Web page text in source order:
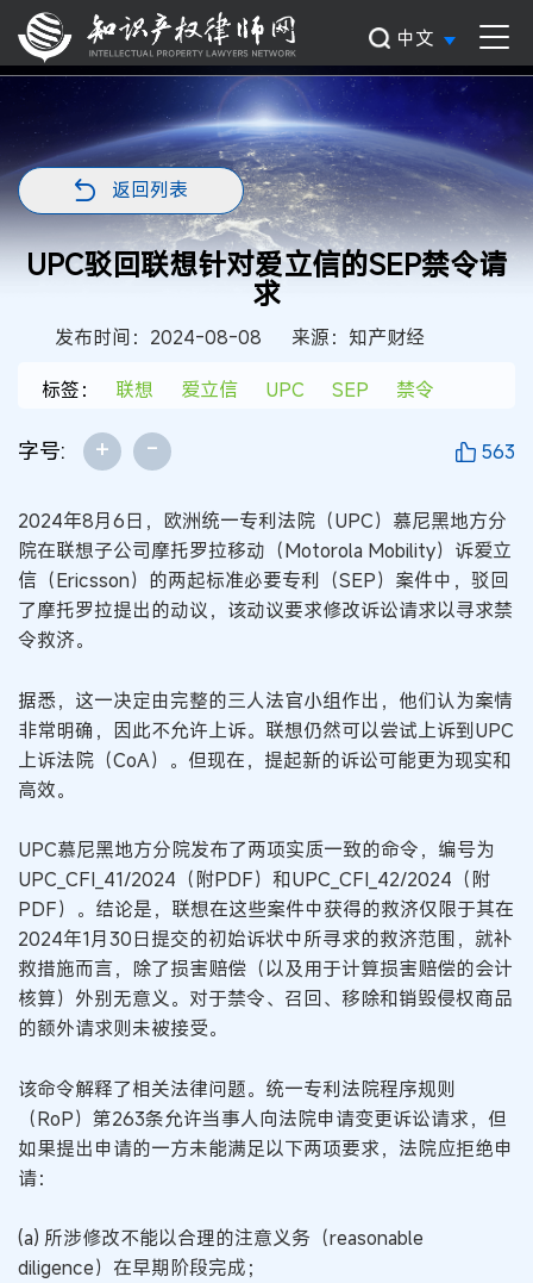
中文
返回列表
UPC驳回联想针对爱立信的SEP禁令请
求
发布时间：2024-08-08
来源：知产财经
标签：
联想 爱立信 UPC SEP 禁令
字号: + - 563
2024年8月6日，欧洲统一专利法院（UPC）慕尼黑地方分
院在联想子公司摩托罗拉移动（Motorola Mobility）诉爱立
信（Ericsson）的两起标准必要专利（SEP）案件中，驳回
了摩托罗拉提出的动议，该动议要求修改诉讼请求以寻求禁
令救济。
据悉，这一决定由完整的三人法官小组作出，他们认为案情
非常明确，因此不允许上诉。联想仍然可以尝试上诉到UPC
上诉法院（CoA）。但现在，提起新的诉讼可能更为现实和
高效。
UPC慕尼黑地方分院发布了两项实质一致的命令，编号为
UPC_CFI_41/2024（附PDF）和UPC_CFI_42/2024（附
PDF）。结论是，联想在这些案件中获得的救济仅限于其在
2024年1月30日提交的初始诉状中所寻求的救济范围，就补
救措施而言，除了损害赔偿（以及用于计算损害赔偿的会计
核算）外别无意义。对于禁令、召回、移除和销毁侵权商品
的额外请求则未被接受。
该命令解释了相关法律问题。统一专利法院程序规则
（RoP）第263条允许当事人向法院申请变更诉讼请求，但
如果提出申请的一方未能满足以下两项要求，法院应拒绝申
请：
(a) 所涉修改不能以合理的注意义务（reasonable
diligence）在早期阶段完成；